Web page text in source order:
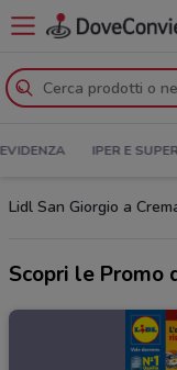
IPER E SUPER
Lidl San Giorgio a
Scopri le